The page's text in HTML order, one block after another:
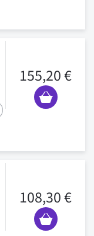
155,20 €
108,30 €